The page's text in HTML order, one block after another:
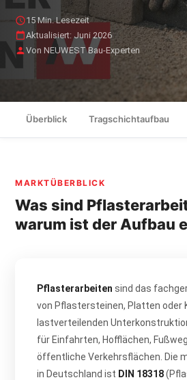
15 Min. Lesezeit
Aktualisiert: Juni 2026
Von NEUWEST Bau-Experten
Überblick Tragschichtaufbau
MARKTÜBERBLICK
Was sind
warum ist der Aufbau
Pflasterarbeiten sind das
von Pflastersteinen, Platten oder
lastverteilenden
für Einfahrten, Hofflächen,
öffentliche Verkehrsflächen. Die
in Deutschland ist DIN 18318